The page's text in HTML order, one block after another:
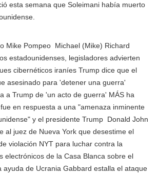
esta semana que Soleimani había muerto
Mike Pompeo Michael (Mike) Richard
estadounidenses, legisladores advierten
cibernéticos iraníes Trump dice que el
asesinado para 'detener una guerra'
a Trump de 'un acto de guerra' MÁS ha
en respuesta a una "amenaza inminente
y el presidente Trump Donald John
al juez de Nueva York que desestime el
violación NYT para luchar contra la
electrónicos de la Casa Blanca sobre el
ayuda de Ucrania Gabbard estalla el ataque